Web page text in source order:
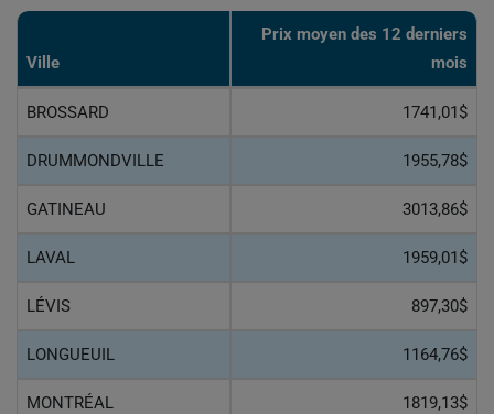
Ville
Prix ​​moyen des 12 derniers
mois
BROSSARD 1741,01$
DRUMMONDVILLE 1955,78$
GATINEAU 3013,86$
LAVAL 1959,01$
LÉVIS 897,30$
LONGUEUIL 1164,76$
MONTRÉAL 1819,13$